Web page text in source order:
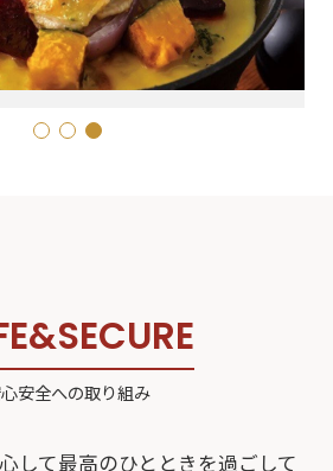
1 2 3
安全への取り組み
して最高のひとときを過ごして